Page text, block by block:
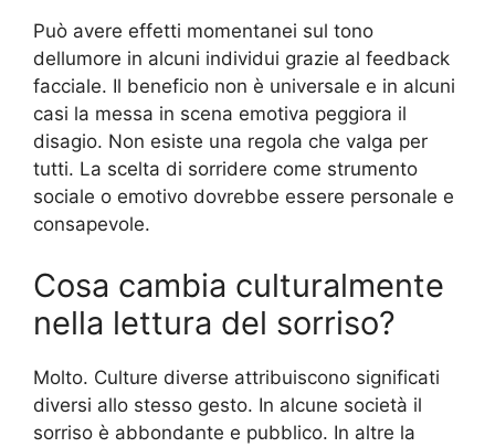
Può avere effetti momentanei sul tono
dellumore in alcuni individui grazie al feedback
facciale. Il beneficio non è universale e in alcuni
casi la messa in scena emotiva peggiora il
disagio. Non esiste una regola che valga per
tutti. La scelta di sorridere come strumento
sociale o emotivo dovrebbe essere personale e
consapevole.
Cosa cambia culturalmente
nella lettura del sorriso?
Molto. Culture diverse attribuiscono significati
diversi allo stesso gesto. In alcune società il
sorriso è abbondante e pubblico. In altre la